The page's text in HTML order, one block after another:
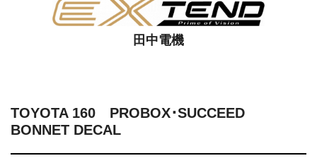
TOYOTA 160 PROBOX･SUCCEED
BONNET DECAL
田中電機